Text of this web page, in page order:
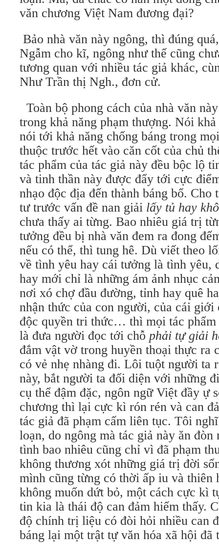
văn chương Việt Nam đương đại?
Bảo nhà văn này ngông, thì đúng
Ngẫm cho kĩ, ngông như thế cũng
tương quan với nhiều tác giả khác,
Như Trần thị Ngh., đơn cử.
Toàn bộ phong cách của nhà văn
trong khả năng phạm thượng. Nói
nói tới khả năng chống báng trong
thuộc trước hết vào căn cốt của chủ
tác phẩm của tác giả này đều bộc lộ
và tinh thần này được đẩy tới cực
nhạo độc địa đến thành báng bổ.
tư trước vấn đề nan giải lấy tủ hay
chưa thấy ai từng. Bao nhiêu giá trị
tưởng đều bị nhà văn đem ra đong
nếu có thể, thì tung hê. Dù viết theo
về tình yêu hay cái tưởng là tình yêu,
hay mới chỉ là những ám ảnh nhục
nơi xó chợ đầu đường, tỉnh hay quê
nhận thức của con người, của cái giới
độc quyền tri thức… thì mọi tác phẩm
là đưa người đọc tới chỗ phải tự giải
đắm vật vờ trong huyền thoại thực ra
có vẻ nhẹ nhàng đi. Lôi tuột người ta
này, bắt người ta đối diện với những
cụ thể đậm đặc, ngôn ngữ Việt đầy ự
chương thì lại cực kì rón rén và can
tác giả đã phạm cấm liên tục. Tôi
loạn, do ngông mà tác giả này ăn đòn
tình bao nhiêu cũng chỉ vì đã phạm
không thương xót những giá trị đời
mình cũng từng có thời ấp iu và thiên
không muốn dứt bỏ, một cách cực kì
tin kia là thái độ can đảm hiếm thấy.
độ chính trị liệu có đòi hỏi nhiều can
báng lại một trật tự văn hóa xã hội đã